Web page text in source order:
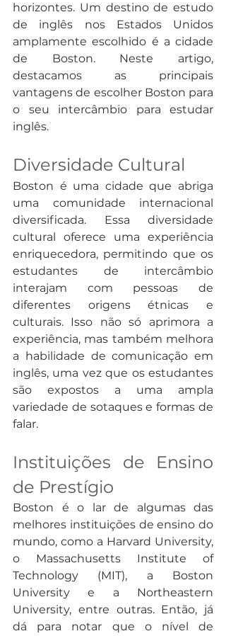
horizontes. Um destino de estudo
de inglês nos Estados Unidos
amplamente escolhido é a cidade
de Boston. Neste artigo,
destacamos as principais
vantagens de escolher Boston para
o seu intercâmbio para estudar
inglês.
Diversidade Cultural
Boston é uma cidade que abriga
uma comunidade internacional
diversificada. Essa diversidade
cultural oferece uma experiência
enriquecedora, permitindo que os
estudantes de intercâmbio
interajam com pessoas de
diferentes origens étnicas e
culturais. Isso não só aprimora a
experiência, mas também melhora
a habilidade de comunicação em
inglês, uma vez que os estudantes
são expostos a uma ampla
variedade de sotaques e formas de
falar.
Instituições de Ensino
de Prestígio
Boston é o lar de algumas das
melhores instituições de ensino do
mundo, como a Harvard University,
o Massachusetts Institute of
Technology (MIT), a Boston
University e a Northeastern
University, entre outras. Então, já
dá para notar que o nível de